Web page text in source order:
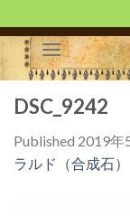
to
content
DSC_9242
Published 2019年
ラルド（合成石